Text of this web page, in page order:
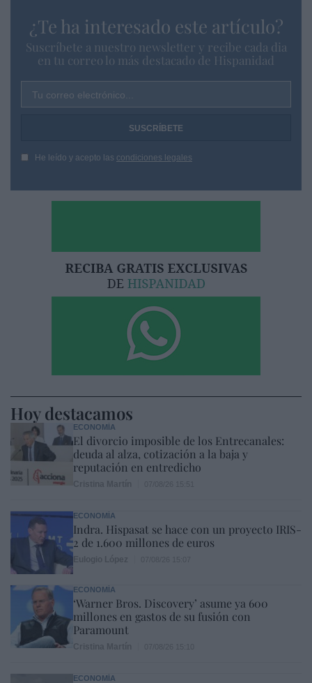
¿Te ha interesado este artículo?
Suscríbete a nuestro newsletter y recibe cada dia
en tu correo lo más destacado de Hispanidad
Tu correo electrónico...
He leído y acepto las condiciones legales
Hoy destacamos
ECONOMÍA
El divorcio imposible de los Entrecanales:
deuda al alza, cotización a la baja y
reputación en entredicho
ECONOMÍA
Indra. Hispasat se hace con un proyecto IRIS-
2 de 1.600 millones de euros
ECONOMÍA
‘Warner Bros. Discovery’ asume ya 600
millones en gastos de su fusión con
Paramount
ECONOMÍA